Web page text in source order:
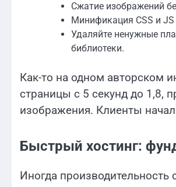
Сжатие изображений
Минификация CSS и
Удаляйте ненужные
библиотеки.
Как-то на одном авторском
страницы с 5 секунд до 1,8,
изображения. Клиенты
Быстрый хостинг:
Иногда производительность